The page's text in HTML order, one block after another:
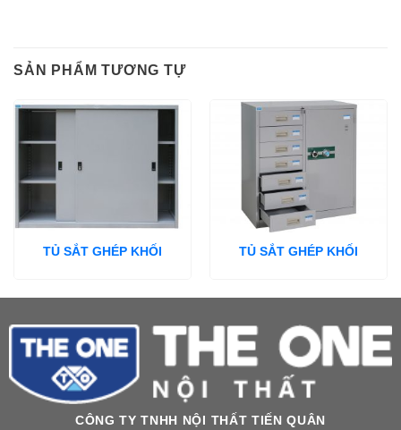
SẢN PHẨM TƯƠNG TỰ
TỦ SẮT GHÉP KHỐI TỦ SẮT GHÉP KHỐI
CÔNG TY TNHH NỘI THẤT TIẾN QUÂN